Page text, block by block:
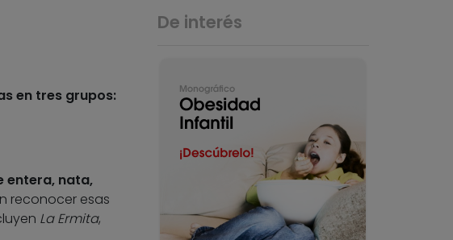
en tres grupos:
entera, nata,
reconocer esas
La Ermita,
De interés